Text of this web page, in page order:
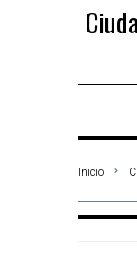
Inicio